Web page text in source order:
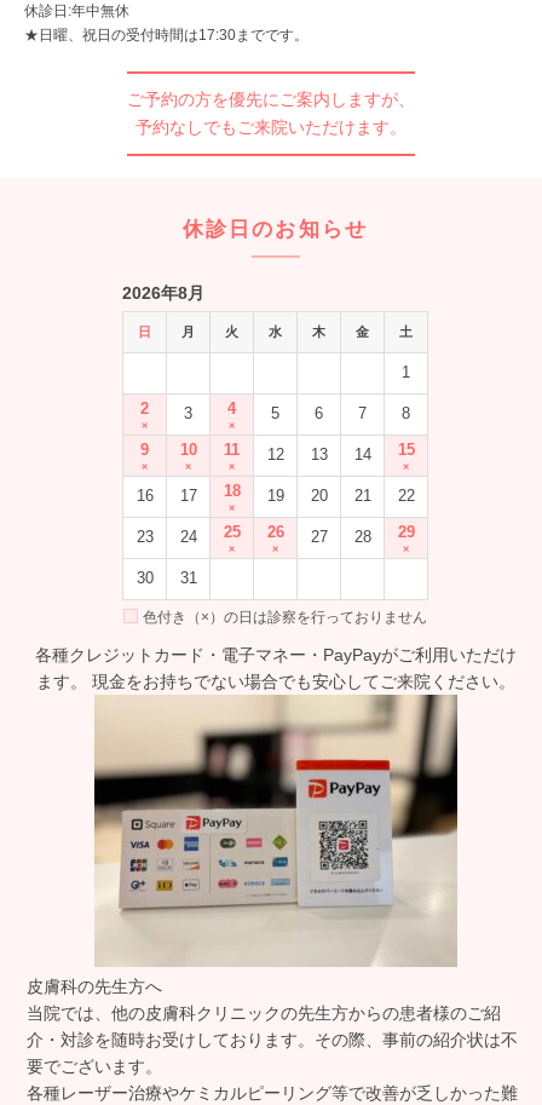
休診日:年中無休
★日曜、祝日の受付時間は17:30までです。
ご予約の方を優先にご案内しますが、
予約なしでもご来院いただけます。
休診日のお知らせ
2026年8月
日 月 火 水 木 金 土
1
2
×
3 4
×
5 6 7
8
9
×
10
×
11
×
12 13 14 15
×
16 17 18
×
19 20 21 22
23 24 25
×
26
×
27 28 29
×
30 31
色付き（×）の日は診察を行っておりません
各種クレジットカード・電子マネー・ PayPayがご利用いただけ
ます。 現金をお持ちでない場合でも安心してご来院ください。
皮膚科の先生方へ
当院では、他の皮膚科クリニックの先生方からの患者様のご紹
介・対診を随時お受けしております。その際、 事前の紹介状は不
要でございます。
各種レーザー治療やケミカルピーリング等で改善が乏しかった難